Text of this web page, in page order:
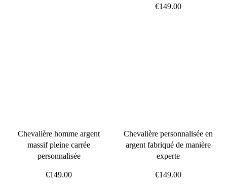
€149.00
Chevalière homme argent
massif pleine carrée
personnalisée
€149.00
Chevalière personnalisée en
argent fabriqué de manière
experte
€149.00